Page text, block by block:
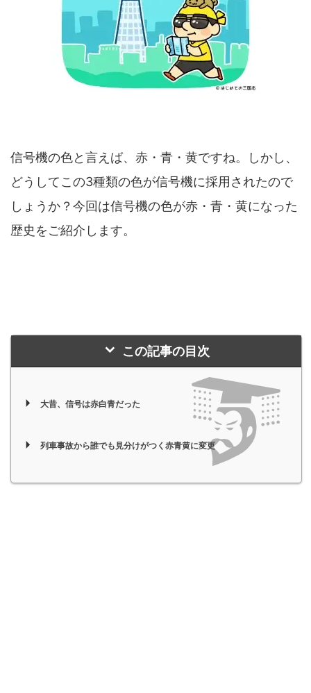
信号機の色と言えば、赤・青・黄ですね。しかし、
どうしてこの3種類の色が信号機に採用されたので
しょうか？今回は信号機の色が赤・青・黄になった
歴史をご紹介します。
この記事の目次
大昔、信号は赤白青だった
列車事故から誰でも見分けがつく赤青黄に変更